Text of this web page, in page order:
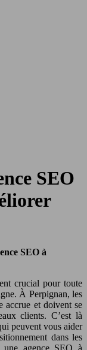
SEO
SEO à
crucial pour toute
À Perpignan, les
accrue et doivent se
clients. C’est là
peuvent vous aider
dans les
une agence SEO à